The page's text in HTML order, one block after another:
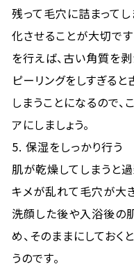
残って毛穴に詰まって
化させることが大切で
を行えば、古い角質を剥
ピーリングをしすぎる
しまうことになるので
アにしましょう。
5. 保湿をしっかり行う
肌が乾燥してしまうと
キメが乱れて毛穴が大き
洗顔した後や入浴後の
め、そのままにしてお
うのです。